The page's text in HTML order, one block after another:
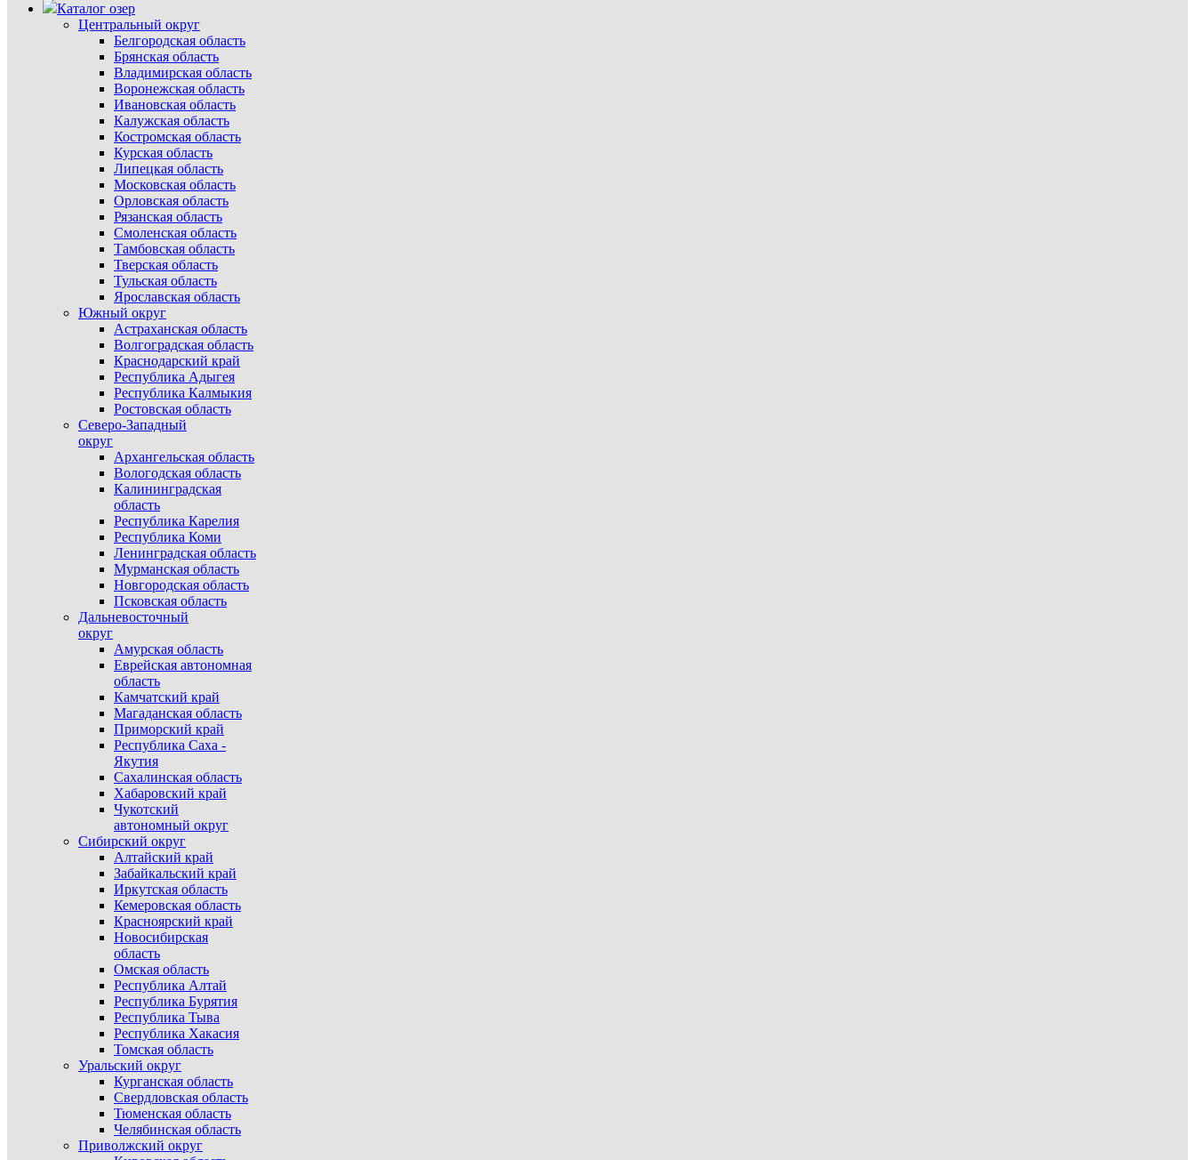
Каталог озер
Центральный округ
Белгородская область
Брянская область
Владимирская область
Воронежская область
Ивановская область
Калужская область
Костромская область
Курская область
Липецкая область
Московская область
Орловская область
Рязанская область
Смоленская область
Тамбовская область
Тверская область
Тульская область
Ярославская область
Южный округ
Астраханская область
Волгоградская область
Краснодарский край
Республика Адыгея
Республика Калмыкия
Ростовская область
Северо-Западный
округ
Архангельская область
Вологодская область
Калининградская
область
Республика Карелия
Республика Коми
Ленинградская область
Мурманская область
Новгородская область
Псковская область
Дальневосточный
округ
Амурская область
Еврейская автономная
область
Камчатский край
Магаданская область
Приморский край
Республика Саха -
Якутия
Сахалинская область
Хабаровский край
Чукотский
автономный округ
Сибирский округ
Алтайский край
Забайкальский край
Иркутская область
Кемеровская область
Красноярский край
Новосибирская
область
Омская область
Республика Алтай
Республика Бурятия
Республика Тыва
Республика Хакасия
Томская область
Уральский округ
Курганская область
Свердловская область
Тюменская область
Челябинская область
Приволжский округ